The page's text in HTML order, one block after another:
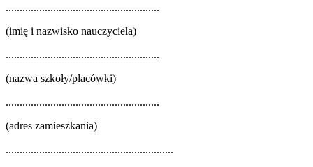
.......................................................
(imię i nazwisko nauczyciela)
.......................................................
(nazwa szkoły/placówki)
.......................................................
(adres zamieszkania)
............................................................